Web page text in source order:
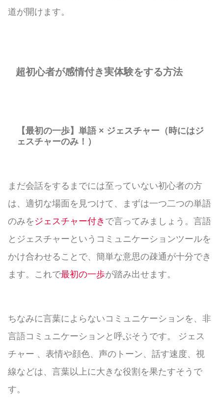
道が開けます。
超初心者が感情付き実体験をする方法
【最初の一歩】単語 × ジェスチャー（時にはジ
ェスチャーのみ！）
まだ会話をするまでには至っていない初心者の方
は、適切な場面を見つけて、まずは一つ二つの単語
のみを ジェスチャー付き で言ってみましょう。言語
とジェスチャーというコミュニケーションツールを
かけ合わせることで、簡単な意思の疎通が十分でき
ます。これで最初の一歩が踏み出せます。
ちなみに言葉によらないコミュニケーションを、非
言語コミュニケーションと呼ぶそうです。 ジェス
チャー 、表情や顔色、声のトーン、話す速度、視
線などは、言葉以上に大きな役割を果たすそうで
す。